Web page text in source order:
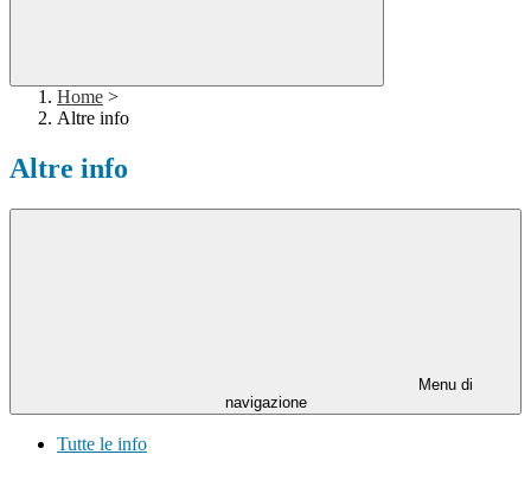
Home >
Altre info
Altre info
Menu di
navigazione
Tutte le info